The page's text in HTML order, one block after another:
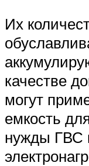
Их
качестве
могут
емкость
нужды ГВС